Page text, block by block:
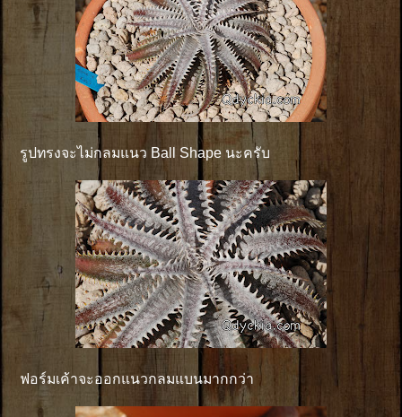
รูปทรงจะไม่กลมแนว Ball Shape นะครับ
ฟอร์มเค้าจะออกแนวกลมแบนมากกว่า